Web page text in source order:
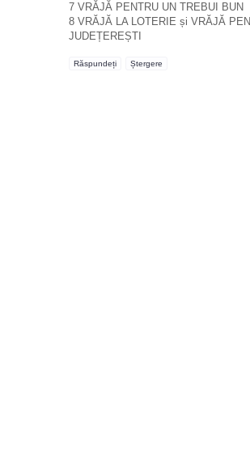
7 VRĂJĂ PENTRU UN TREBUI BUN
8 VRĂJĂ LA LOTERIE și VRĂJĂ
JUDEȚEREȘTI
Răspundeți Ștergere